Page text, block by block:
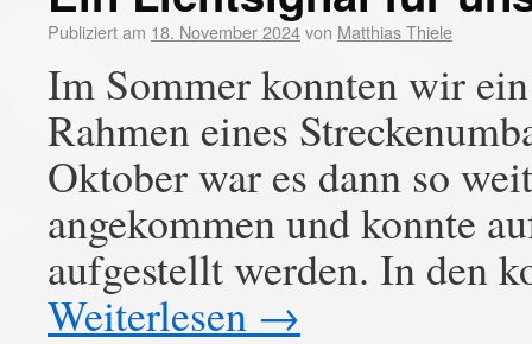
Publiziert am 18. November 2024von Matthias Thiele
Im Sommer konnten wir
Rahmen eines
Oktober war es dann so
angekommen und konnte
aufgestellt werden. In den
Weiterlesen →